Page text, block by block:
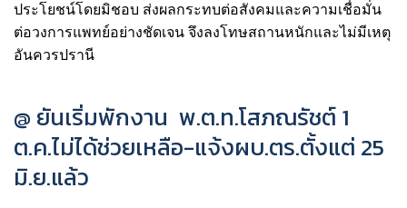
ประโยชน์โดยมิชอบ ส่งผลกระทบต่อสังคมและความเชื่อมั่น
ต่อวงการแพทย์อย่างชัดเจน จึงลงโทษสถานหนักและไม่มีเหตุ
อันควรปรานี
@ ยันเริ่มพักงาน พ.ต.ท.โสภณรัชต์ 1
ต.ค.ไม่ได้ช่วยเหลือ-แจ้งผบ.ตร.ตั้งแต่ 25
มิ.ย.แล้ว